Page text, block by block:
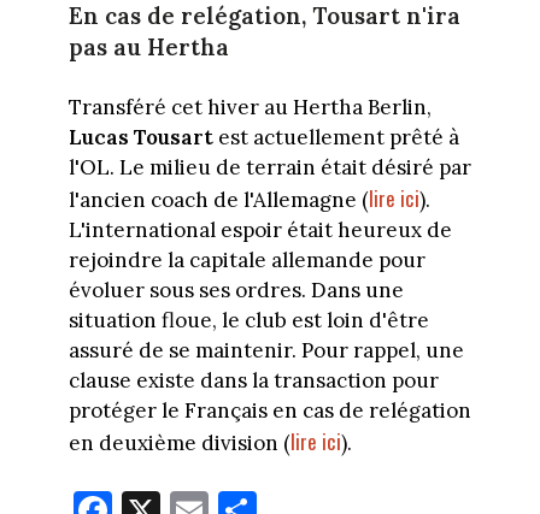
En cas de relégation, Tousart n'ira
pas au Hertha
Transféré cet hiver au Hertha Berlin,
Lucas Tousartest actuellement prêté à
l'OL. Le milieu de terrain était désiré par
l'ancien coach de l'Allemagne (lire ici).
L'international espoir était heureux de
rejoindre la capitale allemande pour
évoluer sous ses ordres. Dans une
situation floue, le club est loin d'être
assuré de se maintenir. Pour rappel, une
clause existe dans la transaction pour
protéger le Français en cas de relégation
en deuxième division (lire ici).